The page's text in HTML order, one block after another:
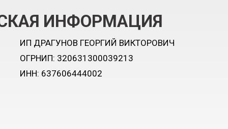
ИНФОРМАЦИЯ
ИНН: 637606444002
ОГРНИП: 320631300039213
ИП ДРАГУНОВ ГЕОРГИЙ ВИКТОРОВИЧ